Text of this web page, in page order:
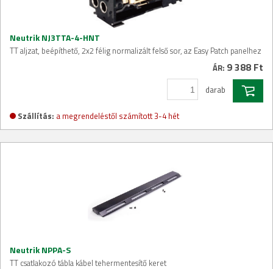
Neutrik NJ3TTA-4-HNT
TT aljzat, beépíthető, 2x2 félig normalizált felső sor, az Easy Patch panelhez
ÁR: 9 388 Ft
darab
Szállítás: a megrendeléstől számított 3-4 hét
Neutrik NPPA-S
TT csatlakozó tábla kábel tehermentesítő keret